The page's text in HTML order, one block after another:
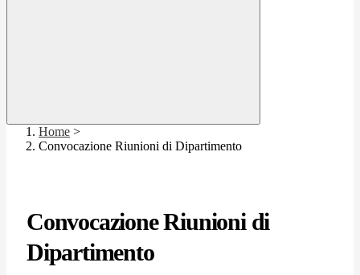
Home >
Convocazione Riunioni di Dipartimento
Convocazione Riunioni di
Dipartimento